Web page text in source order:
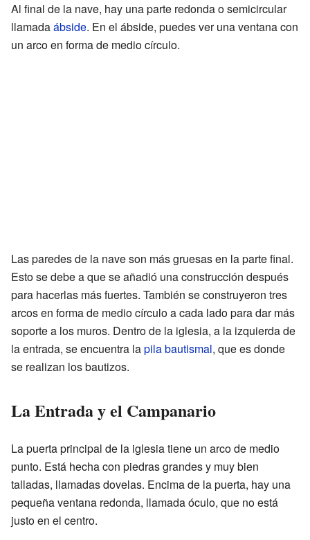
Al final de la nave, hay una parte redonda o semicircular
llamadaábside. En el ábside, puedes ver una ventana con
un arco en forma de medio círculo.
Las paredes de la nave son más gruesas en la parte final.
Esto se debe a que se añadió una construcción después
para hacerlas más fuertes. También se construyeron tres
arcos en forma de medio círculo a cada lado para dar más
soporte a los muros. Dentro de la iglesia, a la izquierda de
la entrada, se encuentra lapila bautismal, que es donde
se realizan los bautizos.
La Entrada y el Campanario
La puerta principal de la iglesia tiene un arco de medio
punto. Está hecha con piedras grandes y muy bien
talladas, llamadas dovelas. Encima de la puerta, hay una
pequeña ventana redonda, llamada óculo, que no está
justo en el centro.